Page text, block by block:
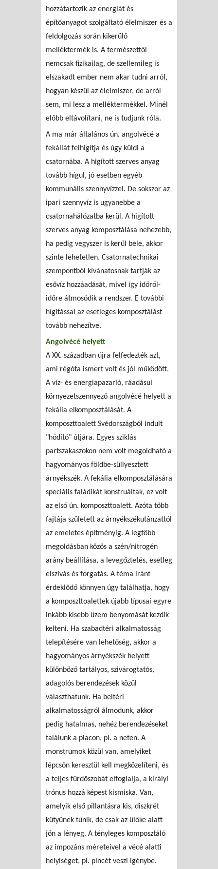
hozzátartozik az energiát és
építőanyagot szolgáltató élelmiszer és a
feldolgozás során kikerülő
melléktermék is. A természettől
nemcsak fizikailag, de szellemileg is
elszakadt ember nem akar tudni arról,
hogyan készül az élelmiszer, de arról
sem, mi lesz a melléktermékkel. Minél
előbb eltávolítani, ne is tudjunk róla.
A ma már általános ún. angolvécé a
fekáliát felhigítja és úgy küldi a
csatornába. A higított szerves anyag
tovább hígul, jó esetben egyéb
kommunális szennyvízzel. De sokszor az
ipari szennyvíz is ugyanebbe a
csatornahálózatba kerül. A higított
szerves anyag komposztálása nehezebb,
ha pedig vegyszer is kerül bele, akkor
szinte lehetetlen. Csatornatechnikai
szempontból kívánatosnak tartják az
esővíz hozzáadását, mivel így időről-
időre átmosódik a rendszer. E további
hígítással az esetleges komposztálást
tovább nehezítve.
Angolvécé helyett
A XX. században újra felfedezték azt,
ami régóta ismert volt és jól működött.
A víz- és energiapazarló, ráadásul
környezetszennyező angolvécé helyett a
fekália elkomposztálását. A
komposzttoalett Svédországból indult
"hódító" útjára. Egyes sziklás
partszakaszokon nem volt megoldható a
hagyományos földbe-süllyesztett
árnyékszék. A fekália elkomposztálására
speciális faládikát konstruáltak, ez volt
az első ún. komposzttoalett. Azóta több
fajtája született az árnyékszékutánzattól
az emeletes építményig. A legtöbb
megoldásban közös a szén/nitrogén
arány beállítása, a levegőztetés, esetleg
elszívás és forgatás. A téma iránt
érdeklődő könnyen úgy találhatja, hogy
a komposzttoalettek újabb típusai egyre
inkább kisebb üzem benyomását kezdik
kelteni. Ha szabadtéri alkalmatosság
telepítésére van lehetőség, akkor a
hagyományos árnyékszék helyett
különböző tartályos, szivárogtatós,
adagolós berendezések közül
választhatunk. Ha beltéri
alkalmatosságról álmodunk, akkor
pedig hatalmas, nehéz berendezéseket
találunk a piacon, pl. a neten. A
monstrumok közül van, amelyiket
lépcsőn keresztül kell megközelíteni, és
a teljes fürdőszobát elfoglalja, a királyi
trónus hozzá képest kismiska. Van,
amelyik első pillantásra kis, diszkrét
kütyünek tűnik, de csak az ülőke alatt
jön a lényeg. A tényleges komposztáló
az impozáns méreteivel a vécé alatti
helyiséget, pl. pincét veszi igénybe.